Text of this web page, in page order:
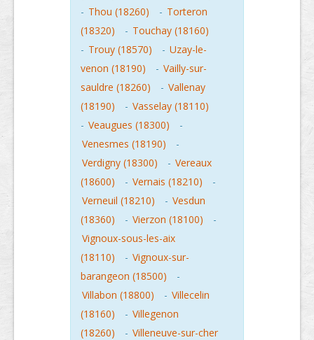
- Thou (18260) - Torteron
(18320)
- Touchay (18160)
- Trouy (18570) - Uzay-le-
venon (18190)
- Vailly-sur-
sauldre (18260)
- Vallenay
(18190)
- Vasselay (18110)
- Veaugues (18300)
-
Venesmes (18190)
-
Verdigny (18300)
- Vereaux
(18600)
- Vernais (18210)
-
Verneuil (18210)
- Vesdun
(18360)
- Vierzon (18100)
-
Vignoux-sous-les-aix
(18110)
- Vignoux-sur-
barangeon (18500)
-
Villabon (18800)
- Villecelin
(18160)
- Villegenon
(18260)
- Villeneuve-sur-cher